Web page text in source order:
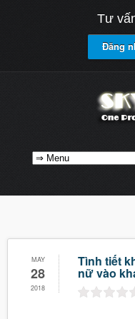
Tư
Đăng
MAY
28
2018
Tình tiết
nữ vào